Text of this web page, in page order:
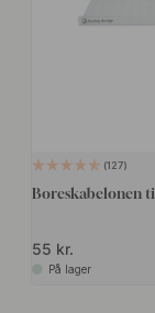
127
Boreskabelonen
55 kr.
På lager